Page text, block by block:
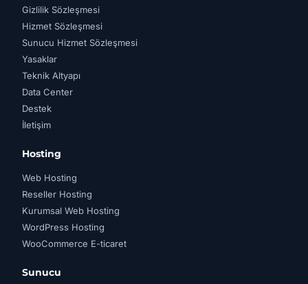
Gizlilik Sözleşmesi
Hizmet Sözleşmesi
Sunucu Hizmet Sözleşmesi
Yasaklar
Teknik Altyapı
Data Center
Destek
İletişim
Hosting
Web Hosting
Reseller Hosting
Kurumsal Web Hosting
WordPress Hosting
WooCommerce E-ticaret
Sunucu